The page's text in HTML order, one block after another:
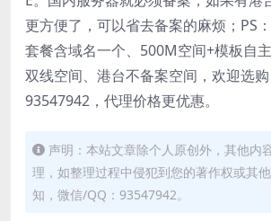
更方便了，可以省去备案的麻烦；PS
套餐含域名一个、500M空间+模板自
双线空间、港台不备案空间，欢迎选
93547942，代理价格更优惠。
声明：本站文章除个人原创外，其他内
理，如整理过程中侵犯到您的著作权或其
知，微信/QQ：93547942。